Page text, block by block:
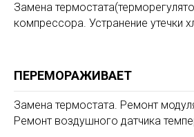
Замена
компрессора. Устранение утечки
ПЕРЕМОРАЖИВАЕТ
Замена термостата. Ремонт
Ремонт воздушного датчика